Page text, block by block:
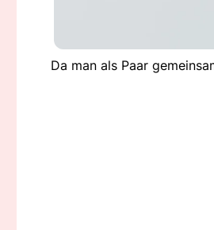
Da man als Paar